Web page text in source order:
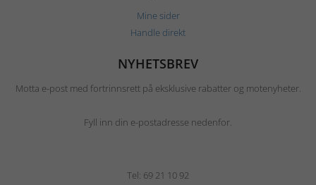
Mine sider
Handle direkt
NYHETSBREV
Motta e-post med fortrinnsrett på eksklusive rabatter og motenyheter.
Fyll inn din e-postadresse nedenfor.
Tel: 69 21 10 92